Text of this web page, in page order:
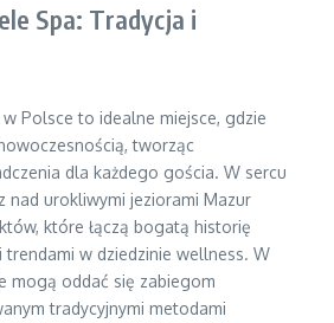
Spa: Tradycja i
Polsce to idealne miejsce, gdzie
tworząc
dla każdego gościa. W sercu
nad urokliwymi jeziorami Mazur
które łączą bogatą historię
w dziedzinie wellness. W
mogą oddać się zabiegom
tradycyjnymi metodami